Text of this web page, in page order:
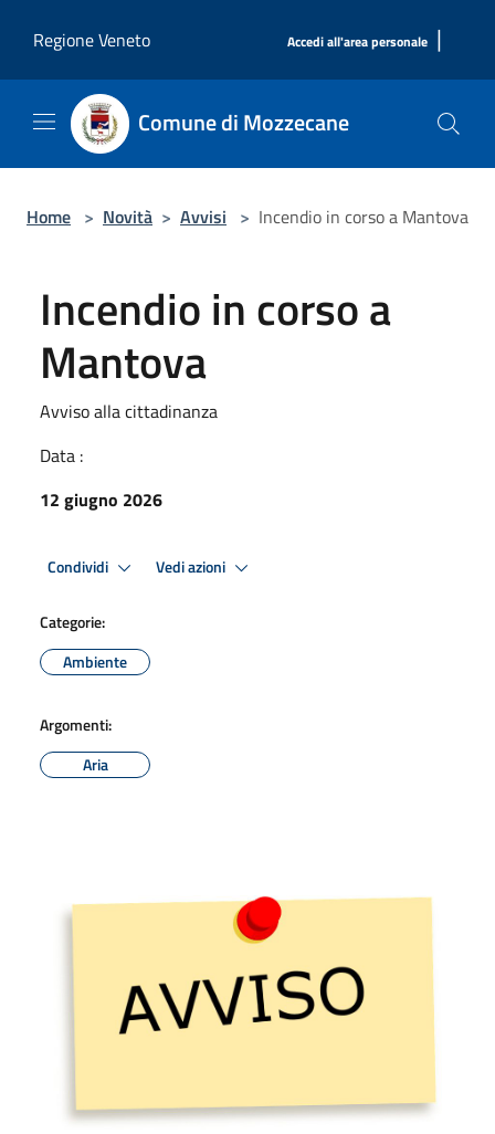
Regione Veneto
Accedi all'area personale |
Comune di Mozzecane
Home > Novità > Avvisi > Incendio in corso a Mantova
Incendio in corso a
Mantova
Avviso alla cittadinanza
Data :
12 giugno 2026
Condividi Vedi azioni
Categorie:
Ambiente
Argomenti:
Aria